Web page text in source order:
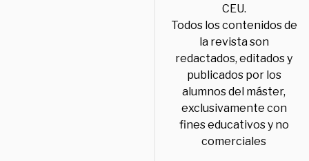
CEU.
Todos los contenidos de
la revista son
redactados, editados y
publicados por los
alumnos del máster,
exclusivamente con
fines educativos y no
comerciales